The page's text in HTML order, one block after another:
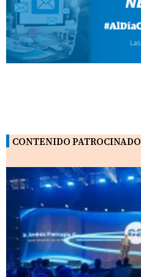
CONTENIDO PATROCINADO